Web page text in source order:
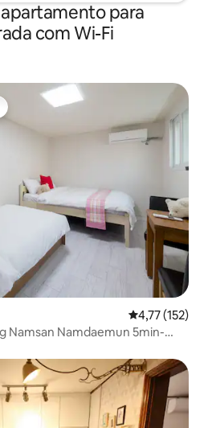
para
com Wi-Fi
4,77 de uma
4,77 (152)
Namsan Namdaemun 5min-